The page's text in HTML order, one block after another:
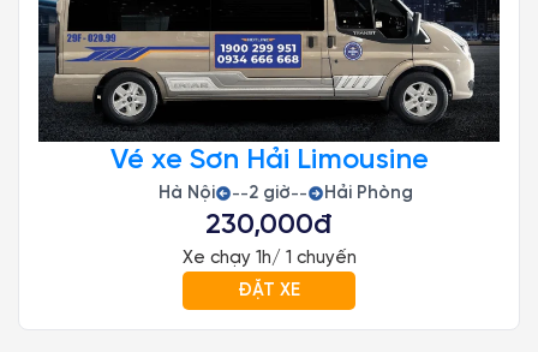
Vé xe Sơn Hải Limousine
Hà Nội --2 giờ-- Hải Phòng
230,000đ
Xe chạy 1h/ 1 chuyến
ĐẶT XE